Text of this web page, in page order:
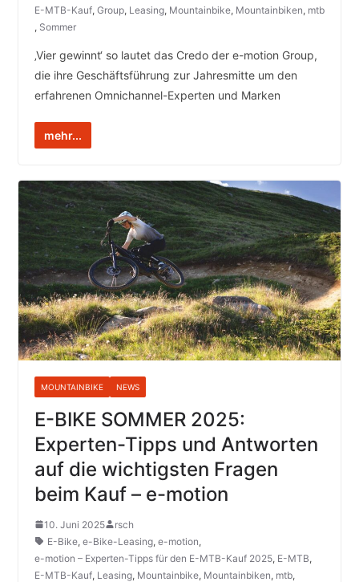
E-MTB-Kauf, Group, Leasing, Mountainbike, Mountainbiken, mtb
, Sommer
‚Vier gewinnt‘ so lautet das Credo der e-motion Group,
die ihre Geschäftsführung zur Jahresmitte um den
erfahrenen Omnichannel-Experten und Marken
mehr...
MOUNTAINBIKE NEWS
E-BIKE SOMMER 2025:
Experten-Tipps und Antworten
auf die wichtigsten Fragen
beim Kauf – e-motion
10. Juni 2025
rsch
E-Bike, e-Bike-Leasing, e-motion,
e-motion – Experten-Tipps für den E-MTB-Kauf 2025, E-MTB,
E-MTB-Kauf, Leasing, Mountainbike, Mountainbiken, mtb,